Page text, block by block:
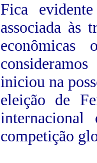
Fica
associada às
econômicas
iniciou na
eleição de
internacional
competição